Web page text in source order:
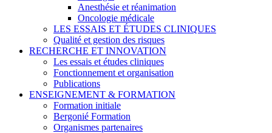
Anesthésie et réanimation
Oncologie médicale
LES ESSAIS ET ÉTUDES CLINIQUES
Qualité et gestion des risques
RECHERCHE ET INNOVATION
Les essais et études cliniques
Fonctionnement et organisation
Publications
ENSEIGNEMENT & FORMATION
Formation initiale
Bergonié Formation
Organismes partenaires